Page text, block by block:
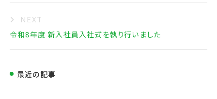
NEXT
令和8年度 新入社員入社式を執り行いました
最近の記事